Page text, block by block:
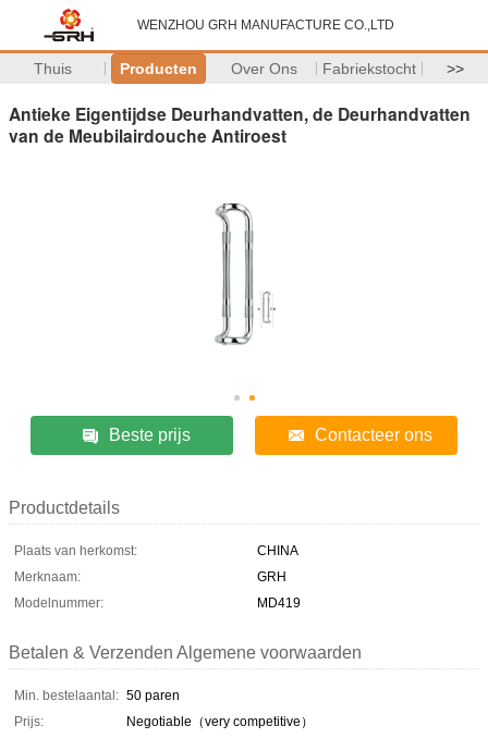
WENZHOU GRH MANUFACTURE CO.,LTD
Thuis Producten Over Ons Fabriekstocht >>
Antieke Eigentijdse Deurhandvatten, de Deurhandvatten
van de Meubilairdouche Antiroest
Beste prijs Contacteer ons
Productdetails
Plaats van herkomst:
CHINA
Merknaam:
GRH
Modelnummer:
MD419
Betalen & Verzenden Algemene voorwaarden
Min. bestelaantal: 50 paren
Prijs:
Negotiable（very competitive）